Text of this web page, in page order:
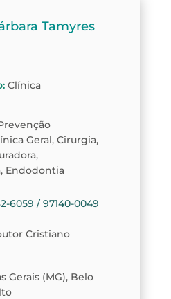
Tamyres
: Clínica
Geral, Cirurgia,
Endodontia
6059 / 97140-0049
Cristiano
Gerais (MG), Belo